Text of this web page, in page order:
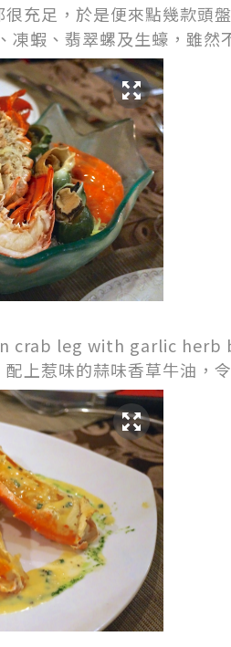
很充足，於是便來點幾款
凍蝦、翡翠螺及生蠔，雖然
crab leg with garlic herb
上惹味的蒜味香草牛油，